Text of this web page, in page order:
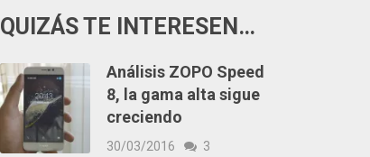
QUIZÁS TE INTERESEN…
Análisis ZOPO Speed
8, la gama alta sigue
creciendo
30/03/2016 3